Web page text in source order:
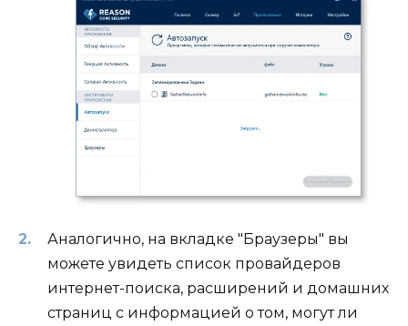
Аналогично, на вкладке "Браузеры" вы
можете увидеть список провайдеров
интернет-поиска, расширений и домашних
страниц с информацией о том, могут ли